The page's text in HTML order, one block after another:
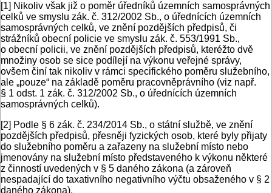
[1] Nikoliv však již o poměr úředníků územních samosprávných
celků ve smyslu zák. č. 312/2002 Sb., o úřednících územních
samosprávných celků, ve znění pozdějších předpisů, či
strážníků obecní policie ve smyslu zák. č. 553/1991 Sb.,
o obecní policii, ve znění pozdějších předpisů, kteréžto dvě
množiny osob se sice podílejí na výkonu veřejné správy,
ovšem činí tak nikoliv v rámci specifického poměru služebního,
ale „pouze“ na základě poměru pracovněprávního (viz např.
§ 1 odst. 1 zák. č. 312/2002 Sb., o úřednících územních
samosprávných celků).
[2] Podle § 6 zák. č. 234/2014 Sb., o státní službě, ve znění
pozdějších předpisů, přesněji fyzických osob, které byly přijaty
do služebního poměru a zařazeny na služební místo nebo
jmenovány na služební místo představeného k výkonu některé
z činností uvedených v § 5 daného zákona (a zároveň
nespadající do taxativního negativního výčtu obsaženého v § 2
daného zákona).